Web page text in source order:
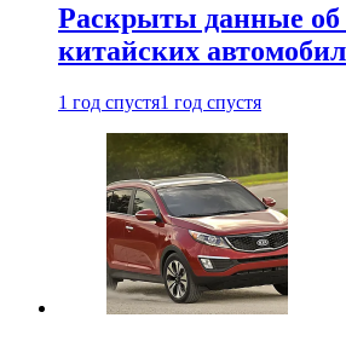
Раскрыты данные об
китайских
1 год спустя1 год спустя